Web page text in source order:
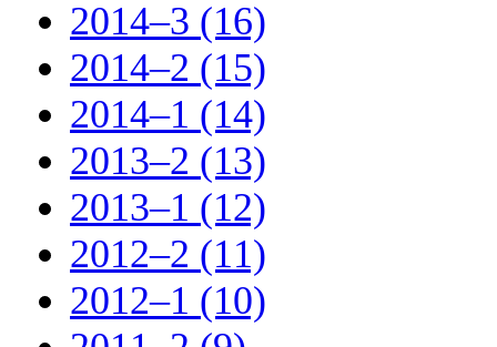
2014–3 (16)
2014–2 (15)
2014–1 (14)
2013–2 (13)
2013–1 (12)
2012–2 (11)
2012–1 (10)